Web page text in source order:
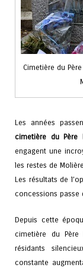
Cimetière du
Les années
cimetière du Père
engagent une
les restes de
Les résultats de
concessions passe
Depuis cette
cimetière du
résidants
constante